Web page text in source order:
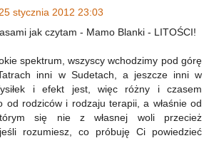
25 stycznia 2012 23:03
jak czytam - Mamo Blanki - LITOŚCI!
spektrum, wszyscy wchodzimy pod górę
inni w Sudetach, a jeszcze inni w
i efekt jest, więc różny i czasem
od rodziców i rodzaju terapii, a właśnie od
się nie z własnej woli przecież
rozumiesz, co próbuję Ci powiedzieć